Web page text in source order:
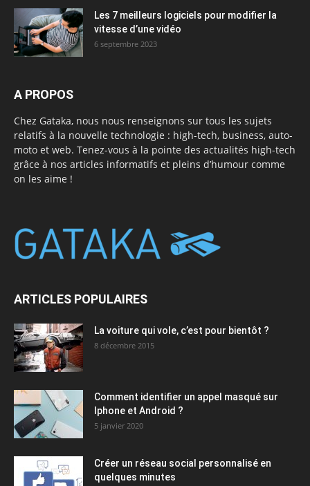
Les 7 meilleurs logiciels pour modifier la
vitesse d’une vidéo
6 septembre 2023
A PROPOS
Chez Gataka, nous nous renseignons sur tous les sujets
relatifs à la nouvelle technologie : high-tech, business, auto-
moto et web. Tenez-vous à la pointe des actualités high-tech
grâce à nos articles informatifs et pleins d’humour comme
on les aime !
ARTICLES POPULAIRES
La voiture qui vole, c’est pour bientôt ?
8 décembre 2015
Comment identifier un appel masqué sur
Iphone et Android ?
5 janvier 2020
Créer un réseau social personnalisé en
quelques minutes